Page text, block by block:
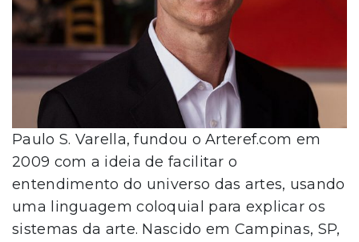
Paulo S. Varella, fundou o Arteref.com em
2009 com a ideia de facilitar o
entendimento do universo das artes, usando
uma linguagem coloquial para explicar os
sistemas da arte. Nascido em Campinas, SP,